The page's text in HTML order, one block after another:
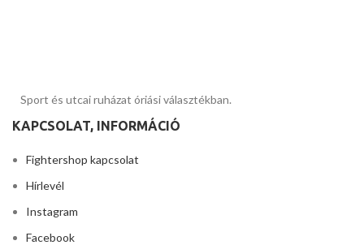
Sport és utcai ruházat óriási választékban.
KAPCSOLAT, INFORMÁCIÓ
Fightershop kapcsolat
Hírlevél
Instagram
Facebook